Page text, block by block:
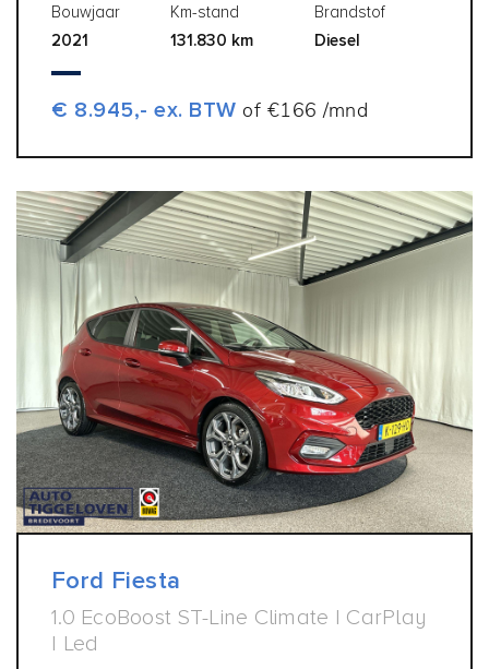
Bouwjaar
2021
Km-stand
131.830 km
Brandstof
Diesel
€ 8.945,- ex. BTW of €166 /mnd
Ford Fiesta
1.0 EcoBoost ST-Line Climate | CarPlay
| Led